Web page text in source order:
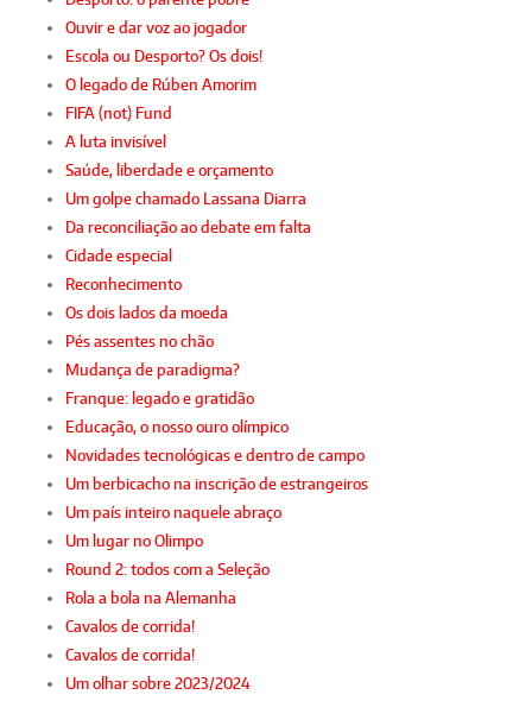
Ouvir e dar voz ao jogador
Escola ou Desporto? Os dois!
O legado de Rúben Amorim
FIFA (not) Fund
A luta invisível
Saúde, liberdade e orçamento
Um golpe chamado Lassana Diarra
Da reconciliação ao debate em falta
Cidade especial
Reconhecimento
Os dois lados da moeda
Pés assentes no chão
Mudança de paradigma?
Franque: legado e gratidão
Educação, o nosso ouro olímpico
Novidades tecnológicas e dentro de campo
Um berbicacho na inscrição de estrangeiros
Um país inteiro naquele abraço
Um lugar no Olimpo
Round 2: todos com a Seleção
Rola a bola na Alemanha
Cavalos de corrida!
Cavalos de corrida!
Um olhar sobre 2023/2024